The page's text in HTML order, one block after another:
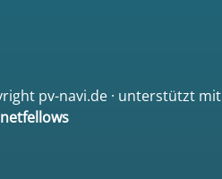
pv-navi.de · unterstützt mit
netfellows